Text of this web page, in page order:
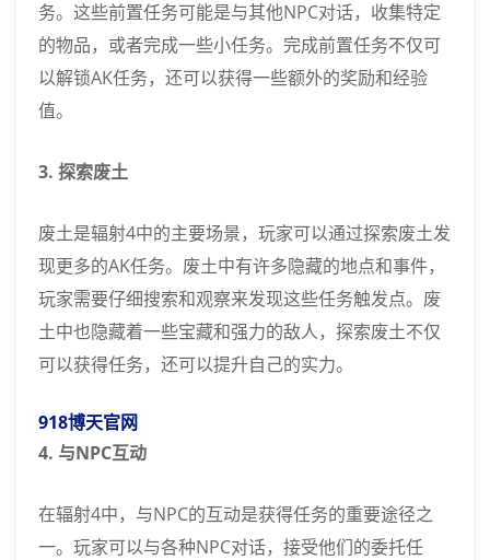
务。这些前置任务可能是与其他NPC对话，收集特定
的物品，或者完成一些小任务。完成前置任务不仅可
以解锁AK任务，还可以获得一些额外的奖励和经验
值。
3. 探索废土
废土是辐射4中的主要场景，玩家可以通过探索废土发
现更多的AK任务。废土中有许多隐藏的地点和事件，
玩家需要仔细搜索和观察来发现这些任务触发点。废
土中也隐藏着一些宝藏和强力的敌人，探索废土不仅
可以获得任务，还可以提升自己的实力。
918博天官网
4. 与NPC互动
在辐射4中，与NPC的互动是获得任务的重要途径之
一。玩家可以与各种NPC对话，接受他们的委托任